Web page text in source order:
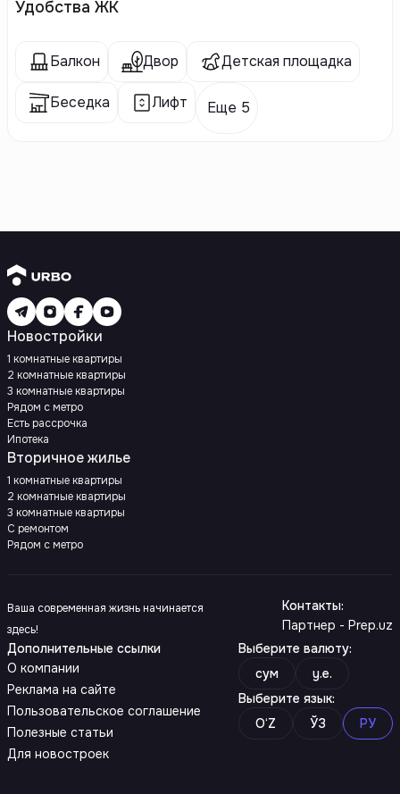
Удобства ЖК
Балкон Двор Детская площадка
Беседка Лифт Еще 5
Новостройки
1 комнатные квартиры
2 комнатные квартиры
3 комнатные квартиры
Рядом с метро
Есть рассрочка
Ипотека
Вторичное жилье
1 комнатные квартиры
2 комнатные квартиры
3 комнатные квартиры
С ремонтом
Рядом с метро
Ваша современная жизнь начинается
здесь!
Контакты:
Партнер - Prep.uz
Дополнительные ссылки
О компании
Реклама на сайте
Пользовательское соглашение
Полезные статьи
Для новостроек
Выберите валюту:
сум
y.e.
Выберите язык:
O‘Z
ЎЗ РУ